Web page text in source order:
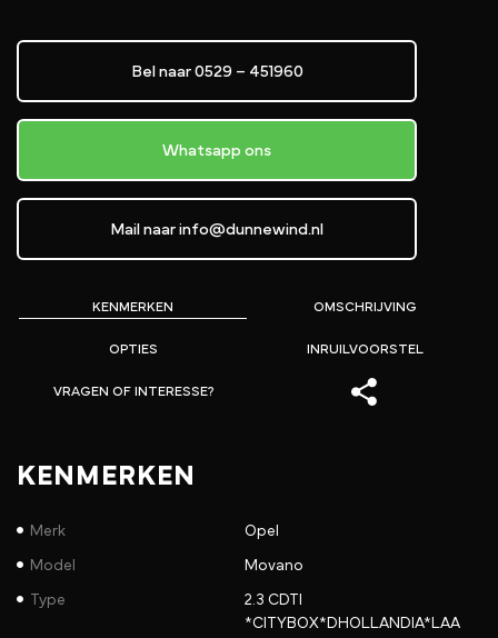
KENMERKEN OMSCHRIJVING
OPTIES INRUILVOORSTEL
VRAGEN OF INTERESSE?
KENMERKEN
Merk Opel
Model Movano
Type
2.3 CDTI
*CITYBOX*DHOLLANDIA*LAA
Bel naar 0529 – 451960
Whatsapp ons
Mail naar info@dunnewind.nl